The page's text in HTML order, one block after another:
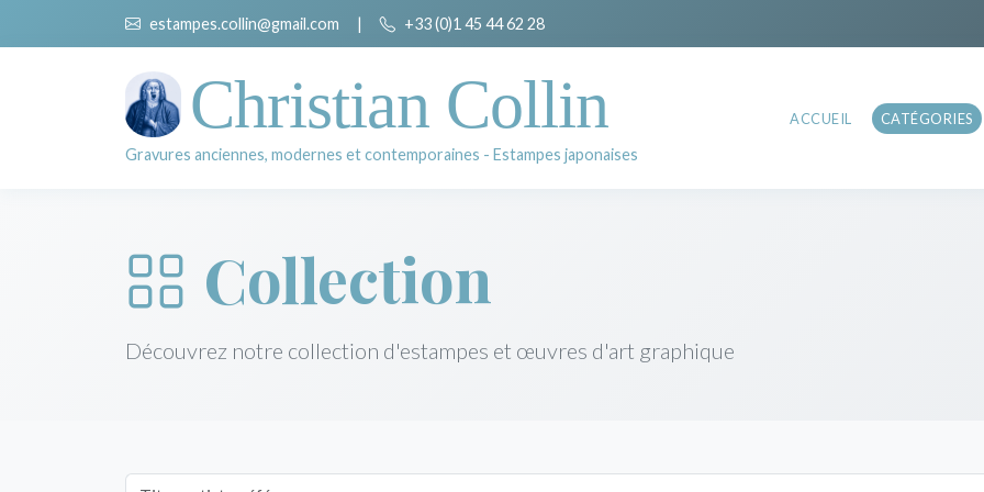
estampes.collin@gmail.com | +33 (0)1 45 44 62 28
Christian Collin
Gravures anciennes, modernes et contemporaines - Estampes japonaises
ACCUEIL CATÉGORIES
Collection
Découvrez notre collection d'estampes et œuvres d'art graphique